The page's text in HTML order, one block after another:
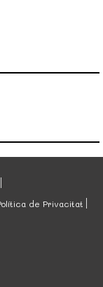
de Privacitat